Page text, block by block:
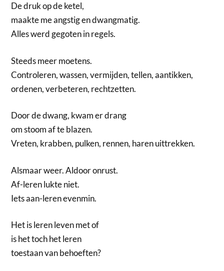
De druk op de ketel,
maakte me angstig en dwangmatig.
Alles werd gegoten in regels.
Steeds meer moetens.
Controleren, wassen, vermijden, tellen, aantikken,
ordenen, verbeteren, rechtzetten.
Door de dwang, kwam er drang
om stoom af te blazen.
Vreten, krabben, pulken, rennen, haren uittrekken.
Alsmaar weer. Aldoor onrust.
Af-leren lukte niet.
Iets aan-leren evenmin.
Het is leren leven met of
is het toch het leren
toestaan van behoeften?